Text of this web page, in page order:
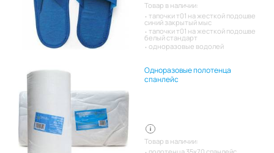
Товар в наличии:
тапочки т01 на жесткой подошве
синий закрытый мыс
тапочки т01 на жесткой подошве
белый стандарт
одноразовые водолей
Одноразовые полотенца
спанлейс
Товар в наличии: